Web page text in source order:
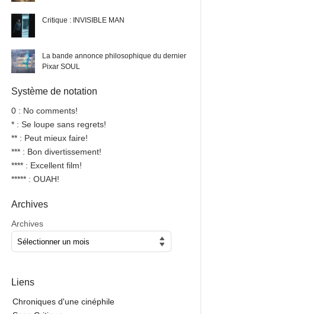
Critique : INVISIBLE MAN
La bande annonce philosophique du dernier
Pixar SOUL
Système de notation
0 : No comments!
* : Se loupe sans regrets!
** : Peut mieux faire!
*** : Bon divertissement!
**** : Excellent film!
***** : OUAH!
Archives
Archives
Liens
Chroniques d'une cinéphile